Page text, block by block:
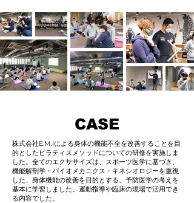
CASE
株式会社E.M.Iによる身体の機能不全を改善することを目
的としたピラティスメソッドについての研修を実施しま
した。全てのエクササイズは、スポーツ医学に基づき、
機能解剖学・バイオメカニクス・キネシオロジーを重視
した、身体機能の改善を目的とする、予防医学の考えを
基本に学習しました。運動指導や臨床の現場で活用でき
る内容でした。